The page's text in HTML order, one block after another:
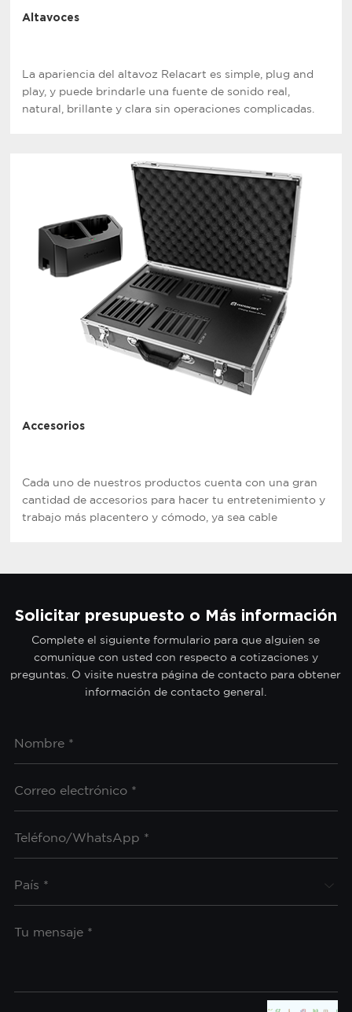
Altavoces
La apariencia del altavoz Relacart es simple, plug and
play, y puede brindarle una fuente de sonido real,
natural, brillante y clara sin operaciones complicadas.
Accesorios
Cada uno de nuestros productos cuenta con una gran
cantidad de accesorios para hacer tu entretenimiento y
trabajo más placentero y cómodo, ya sea cable
Solicitar presupuesto o Más información
Complete el siguiente formulario para que alguien se
comunique con usted con respecto a cotizaciones y
preguntas. O visite nuestra página de contacto para obtener
información de contacto general.